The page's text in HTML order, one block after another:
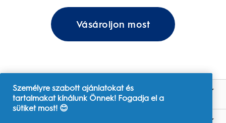
Vásároljon most
VÁSÁRLÁS
Személyre szabott ajánlatokat és
tartalmakat kínálunk Önnek! Fogadja el a
sütiket most! 😊